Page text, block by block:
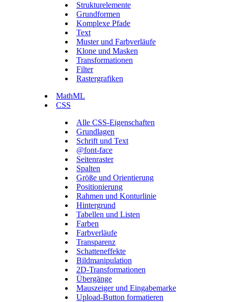
Strukturelemente
Grundformen
Komplexe Pfade
Text
Muster und Farbverläufe
Klone und Masken
Transformationen
Filter
Rastergrafiken
MathML
CSS
Alle CSS-Eigenschaften
Grundlagen
Schrift und Text
@font-face
Seitenraster
Spalten
Größe und Orientierung
Positionierung
Rahmen und Konturlinie
Hintergrund
Tabellen und Listen
Farben
Farbverläufe
Transparenz
Schatteneffekte
Bildmanipulation
2D-Transformationen
Übergänge
Mauszeiger und Eingabemarke
Upload-Button formatieren